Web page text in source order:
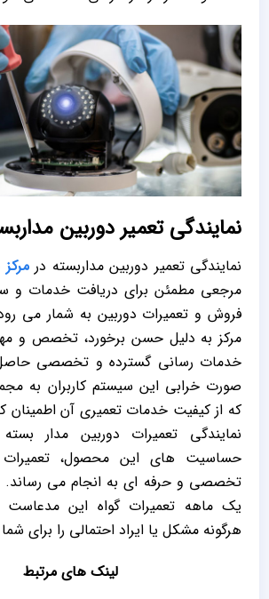
نمایندگی تعمیر دوربین
نمایندگی تعمیر دوربین مداربسته در
مرجعی مطمئن برای دریافت خدمات و
فروش و تعمیرات دوربین به شمار می رود.
مرکز به دلیل حسن برخورد، تخصص و
خدمات رسانی گسترده و تخصصی
صورت خرابی این سیستم کاربران به
که از کیفیت خدمات تعمیری آن اطمینان
نمایندگی تعمیرات دوربین مدار
حساسیت های این محصول،
تخصصی و حرفه ای به انجام می رساند.
یک ماهه تعمیرات گواه این مدعاست
هرگونه مشکل یا ایراد احتمالی را برای
لینک های مرتبط